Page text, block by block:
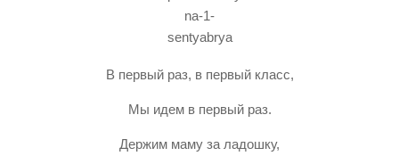
В первый раз, в первый класс,
Мы идем в первый раз.
Держим маму за ладошку,